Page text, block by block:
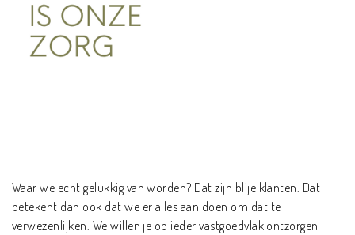
Waar we echt gelukkig van worden? Dat zijn blije klanten. Dat
betekent dan ook dat we er alles aan doen om dat te
verwezenlijken. We willen je op ieder vastgoedvlak ontzorgen